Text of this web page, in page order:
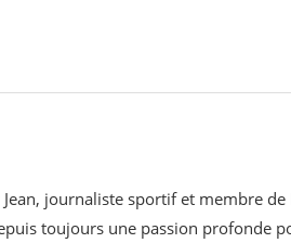
Jean, journaliste sportif et membre
toujours une passion profonde